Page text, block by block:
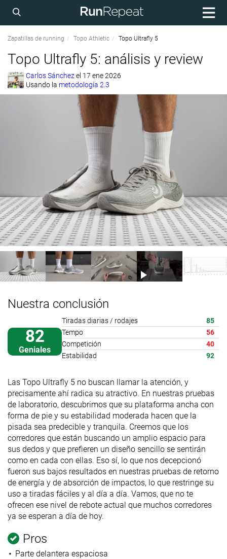
Zapatillas de running Topo Athletic Topo Ultrafly 5
Topo Ultrafly 5: análisis y review
Carlos Sánchezel 17 ene 2026
Usando la metodología 2.3
Nuestra conclusión
82
Geniales
Tiradas diarias / rodajes
85
Tempo
56
Competición
40
Estabilidad
92
Las Topo Ultrafly 5 no buscan llamar la atención, y
precisamente ahí radica su atractivo. En nuestras pruebas
de laboratorio, descubrimos que su plataforma ancha con
forma de pie y su estabilidad moderada hacen que la
pisada sea predecible y tranquila. Creemos que los
corredores que están buscando un amplio espacio para
sus dedos y que prefieren un diseño sencillo se sentirán
como en cada con ellas. Eso sí, lo que nos decepcionó
fueron sus bajos resultados en nuestras pruebas de retorno
de energía y de absorción de impactos, lo que restringe su
uso a tiradas fáciles y al día a día. Vamos, que no te
ofrecen ese nivel de rebote actual que muchos corredores
ya se esperan a día de hoy.
Pros
Parte delantera espaciosa